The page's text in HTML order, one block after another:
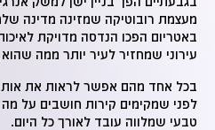
מעצמת רובוטיקה שמזינה מדינה
עירוני שמחזיר לעיר יותר ממה
בכל אחד מהם אפשר לראות את
לפני שמקימים קירות חושבים על
טבעי שמלווה עובד לאורך כל היום.